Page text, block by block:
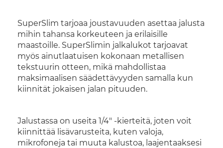
SuperSlim tarjoaa joustavuuden asettaa jalusta
mihin tahansa korkeuteen ja erilaisille
maastoille. SuperSlimin jalkalukot tarjoavat
myös ainutlaatuisen kokonaan metallisen
tekstuurin otteen, mikä mahdollistaa
maksimaalisen säädettävyyden samalla kun
kiinnität jokaisen jalan pituuden.
Jalustassa on useita 1/4" -kierteitä, joten voit
kiinnittää lisävarusteita, kuten valoja,
mikrofoneja tai muuta kalustoa, laajentaaksesi